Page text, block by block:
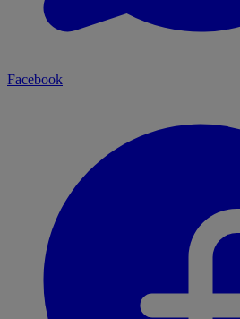
Facebook